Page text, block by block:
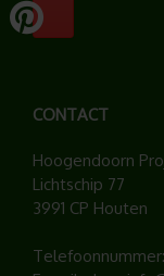
CONTACT
Hoogendoorn
Lichtschip 77
3991 CP Houten
Telefoonnummer: